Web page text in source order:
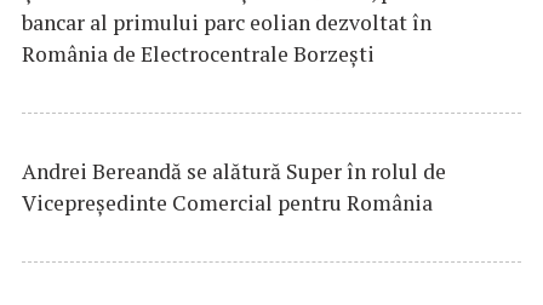
bancar al primului parc eolian dezvoltat în
România de Electrocentrale Borzești
Andrei Bereandă se alătură Super în rolul de
Vicepreședinte Comercial pentru România